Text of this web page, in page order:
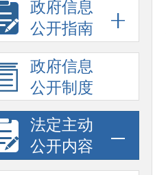
政府信息
公开指南
政府信息
公开制度
法定主动
公开内容